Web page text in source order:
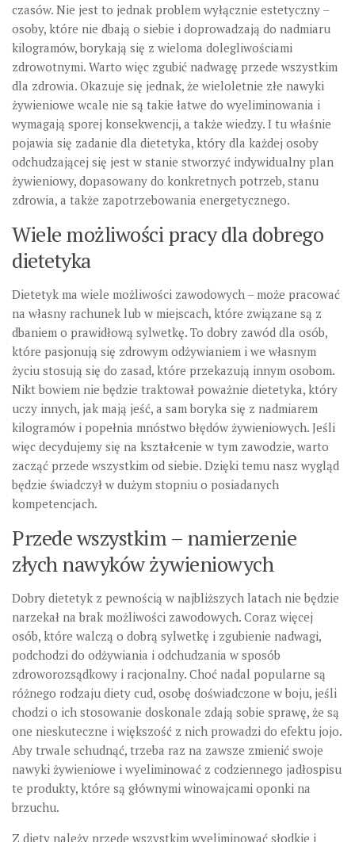
czasów. Nie jest to jednak problem wyłącznie estetyczny –
osoby, które nie dbają o siebie i doprowadzają do nadmiaru
kilogramów, borykają się z wieloma dolegliwościami
zdrowotnymi. Warto więc zgubić nadwagę przede wszystkim
dla zdrowia. Okazuje się jednak, że wieloletnie złe nawyki
żywieniowe wcale nie są takie łatwe do wyeliminowania i
wymagają sporej konsekwencji, a także wiedzy. I tu właśnie
pojawia się zadanie dla dietetyka, który dla każdej osoby
odchudzającej się jest w stanie stworzyć indywidualny plan
żywieniowy, dopasowany do konkretnych potrzeb, stanu
zdrowia, a także zapotrzebowania energetycznego.
Wiele możliwości pracy dla dobrego
dietetyka
Dietetyk ma wiele możliwości zawodowych – może pracować
na własny rachunek lub w miejscach, które związane są z
dbaniem o prawidłową sylwetkę. To dobry zawód dla osób,
które pasjonują się zdrowym odżywianiem i we własnym
życiu stosują się do zasad, które przekazują innym osobom.
Nikt bowiem nie będzie traktował poważnie dietetyka, który
uczy innych, jak mają jeść, a sam boryka się z nadmiarem
kilogramów i popełnia mnóstwo błędów żywieniowych. Jeśli
więc decydujemy się na kształcenie w tym zawodzie, warto
zacząć przede wszystkim od siebie. Dzięki temu nasz wygląd
będzie świadczył w dużym stopniu o posiadanych
kompetencjach.
Przede wszystkim – namierzenie
złych nawyków żywieniowych
Dobry dietetyk z pewnością w najbliższych latach nie będzie
narzekał na brak możliwości zawodowych. Coraz więcej
osób, które walczą o dobrą sylwetkę i zgubienie nadwagi,
podchodzi do odżywiania i odchudzania w sposób
zdroworozsądkowy i racjonalny. Choć nadal popularne są
różnego rodzaju diety cud, osobę doświadczone w boju, jeśli
chodzi o ich stosowanie doskonale zdają sobie sprawę, że są
one nieskuteczne i większość z nich prowadzi do efektu jojo.
Aby trwale schudnąć, trzeba raz na zawsze zmienić swoje
nawyki żywieniowe i wyeliminować z codziennego jadłospisu
te produkty, które są głównymi winowajcami oponki na
brzuchu.
Z diety należy przede wszystkim wyeliminować słodkie i